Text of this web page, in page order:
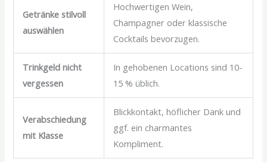
Getränke stilvoll
auswählen
Hochwertigen Wein,
Champagner oder klassische
Cocktails bevorzugen.
Trinkgeld nicht
vergessen
In gehobenen Locations sind 10-
15 % üblich.
Verabschiedung
mit Klasse
Blickkontakt, höflicher Dank und
ggf. ein charmantes
Kompliment.